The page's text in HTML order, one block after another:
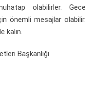
olabilirler. Gece
önemli mesajlar olabilir.
kalın.